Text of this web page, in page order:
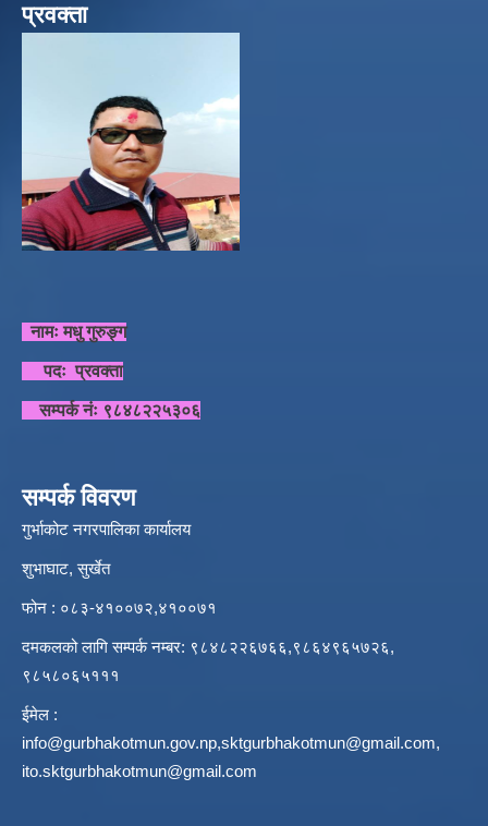
प्रवक्ता
नामः मधु गुरुङ्ग
पदः प्रवक्ता
सम्पर्क नंः ९८४८२२५३०६
सम्पर्क विवरण
गुर्भाकोट नगरपालिका कार्यालय
शुभाघाट, सुर्खेत
फोन : ०८३-४१००७२,४१००७१
दमकलको लागि सम्पर्क नम्बर: ९८४८२२६७६६,९८६४९६५७२६,
९८५८०६५१११
ईमेल :
info@gurbhakotmun.gov.np,sktgurbhakotmun@gmail.com,
ito.sktgurbhakotmun@gmail.com